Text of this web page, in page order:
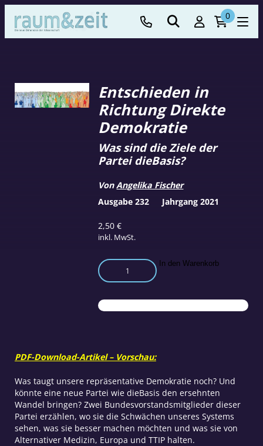
0
Entschieden in
Richtung Direkte
Demokratie
2,50€
inkl. MwSt.
Was sind die Ziele der
Partei dieBasis?
VonAngelika Fischer
Entschieden
in
Direkte
Demokratie
In den Warenkorb
Ausgabe 232 Jahrgang 2021
PDF-Download-Artikel – Vorschau:
Was taugt unsere repräsentative Demokratie noch? Und
könnte eine neue Partei wie dieBasis den ersehnten
Wandel bringen? Zwei Bundesvorstandsmitglieder dieser
Partei erzählen, wo sie die Schwächen unseres Systems
sehen, was sie besser machen möchten und was sie von
Alternativer Medizin, Europa und TTIP halten.